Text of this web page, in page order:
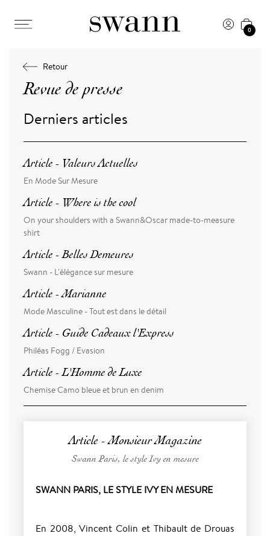
0
Retour
Revue de presse
Derniers articles
Article - Valeurs Actuelles
En Mode Sur Mesure
Article - Where is the cool
On your shoulders with a Swann&Oscar made-to-measure
shirt
Article - Belles Demeures
Swann - L'élégance sur mesure
Article - Marianne
Mode Masculine - Tout est dans le détail
Article - Guide Cadeaux l'Express
Philéas Fogg / Evasion
Article - L'Homme de Luxe
Chemise Camo bleue et brun en denim
Article - Monsieur Magazine
Swann Paris, le style Ivy en mesure
SWANN PARIS, LE STYLE IVY EN MESURE
En 2008, Vincent Colin et Thibault de Drouas